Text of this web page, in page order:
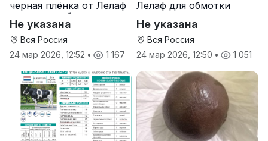
чёрная плёнка от Лелаф
для траншей и ям
силоса/сенажа
Не указана
Вся Россия
24 мар 2026, 12:52 • 1 167
Лелаф для обмотки
Не указана
Вся Россия
24 мар 2026, 12:50 • 1 051